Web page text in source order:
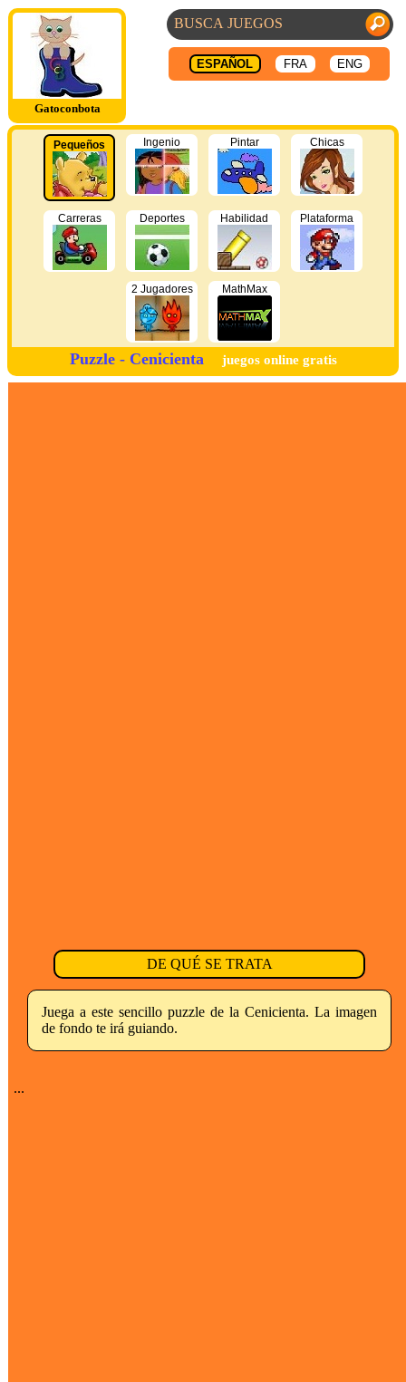
Gatoconbota
ESPAÑOL FRA ENG
Pequeños Ingenio Pintar Chicas
Carreras Deportes Habilidad Plataforma
2 Jugadores MathMax
Puzzle - Cenicienta juegos online gratis
DE QUÉ SE TRATA
Juega a este sencillo puzzle de la Cenicienta. La imagen
de fondo te irá guiando.
...